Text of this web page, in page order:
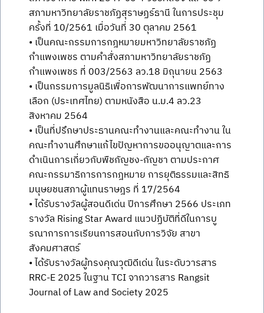
สภามหาวิทยาลัยราชภัฏสุราษฏร์ธานี ในการประชุม
ครั้งที่ 10/2561 เมื่อวันที่ 30 ตุลาคม 2561
• เป็นคณะกรรมการกฎหมายมหาวิทยาลัยราชภัฏ
กำแพงเพชร ตามคำสั่งสภามหาวิทยาลัยราชภัฏ
กำแพงเพชร ที่ 003/2563 ลว.18 มิถุนายน 2563
• เป็นกรรมการมูลนิธิเพื่อการพัฒนาการแพทย์ทาง
เลือก (ประเทศไทย) ตามหนังสือ น.ม.4 ลว.23
สิงหาคม 2564
• เป็นที่ปรึกษาประธานคณะทำงานและคณะทำงาน ใน
คณะทำงานศึกษาแก้ไขปัญหาการขออนุญาตและการ
ดำเนินการเกี่ยวกับพืชกัญชง-กัญชา ตามประกาศ
คณะกรรมาธิการการกฎหมาย การยุติธรรมและสิทธิ
มนุษยชนสภาผู้แทนราษฎร ที่ 17/2564
• ได้รับรางวัลผู้สอนดีเด่น ปีการศึกษา 2566 ประเภท
รางวัล Rising Star Award แนวปฏิบัติที่ดีในการบู
รณาการการเรียนการสอนกับการวิจัย สาขา
สังคมศาสตร์
• ได้รับรางวัลผู้ทรงคุณวุฒิดีเด่น ในระดับวารสาร
RRC-E 2025 ในฐาน TCI จากวารสาร Rangsit
Journal of Law and Society 2025